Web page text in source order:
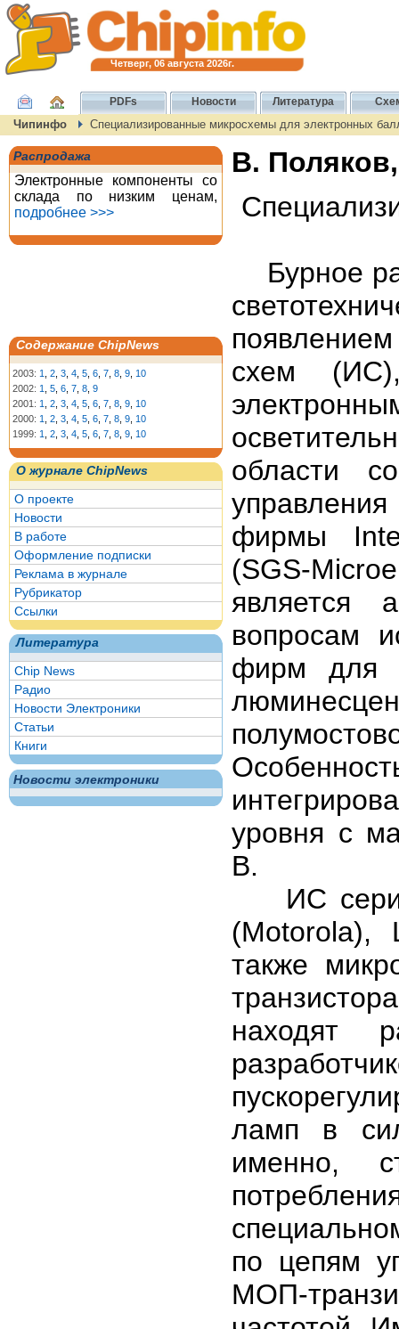
Четверг, 06 августа 2026г.
PDFs Новости Литература
Чипинфо Специализированные микросхемы для электронных
Распродажа
Электронные компоненты со
склада по низким ценам,
подробнее >>>
Содержание ChipNews
2003: 1 2 3 4 5 6 7 8 9 10
2002: 1 5 6 7 8 9
2001: 1 2 3 4 5 6 7 8 9 10
2000: 1 2 3 4 5 6 7 8 9 10
1999: 1 2 3 4 5 6 7 8 9 10
О журнале ChipNews
О проекте
Новости
В работе
Оформление подписки
Реклама в журнале
Рубрикатор
Ссылки
Литература
Chip News
Радио
Новости Электроники
Статьи
Книги
Новости электроники
В.
Бурное
схем (ИС),
области
фирмы
(SGS-
является
вопросам
фирм для
уровня с
В.
ИС серий
(Motorola),
также
находят
ламп в
именно,
по цепям
МОП-